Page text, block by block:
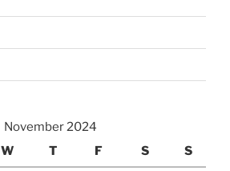
November 2024
W T F S S